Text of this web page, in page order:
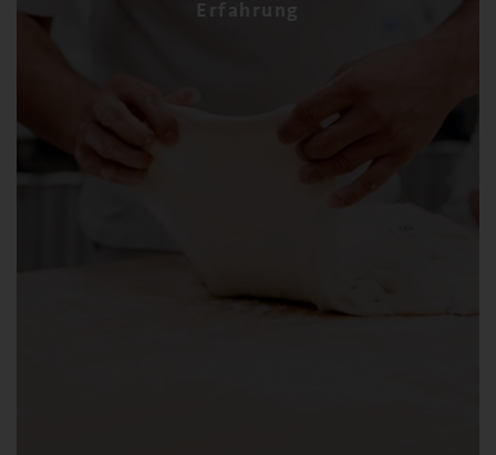
Erfahrung